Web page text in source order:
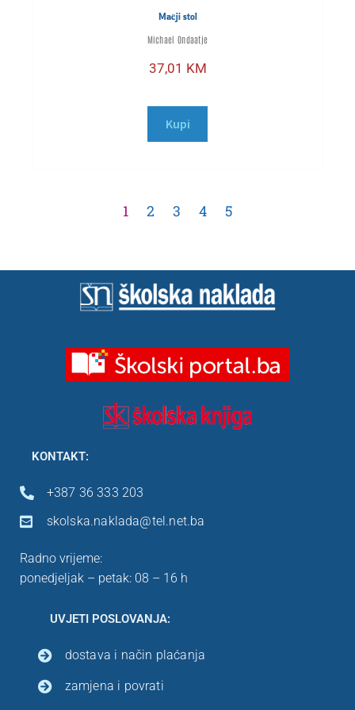
Mačji stol
Michael Ondaatje
37,01 KM
Kupi
1 2 3 4 5
KONTAKT:
+387 36 333 203
skolska.naklada@tel.net.ba
Radno vrijeme:
ponedjeljak – petak: 08 – 16 h
UVJETI POSLOVANJA:
dostava i način plaćanja
zamjena i povrati